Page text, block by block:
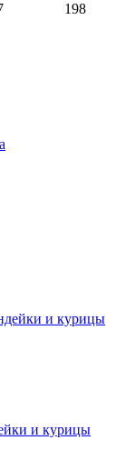
198
и курицы